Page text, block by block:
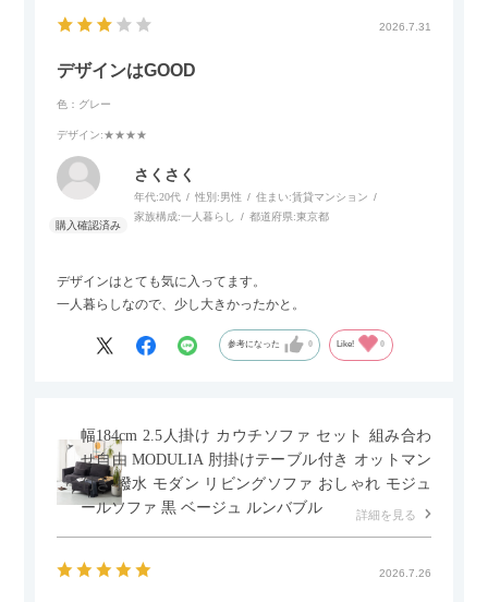
2026.7.31
デザインはGOOD
色：グレー
デザイン:★★★★
さくさく
年代:20代 性別:男性 住まい:賃貸マンション
家族構成:一人暮らし 都道府県:東京都
デザインはとても気に入ってます。
一人暮らしなので、少し大きかったかと。
参考になった 0 Like! 0
幅184cm 2.5人掛け カウチソファ セット 組み合わ
せ自由 MODULIA 肘掛けテーブル付き オットマン
付き 撥水 モダン リビングソファ おしゃれ モジュ
ールソファ 黒 ベージュ ルンバブル
詳細を見る
2026.7.26